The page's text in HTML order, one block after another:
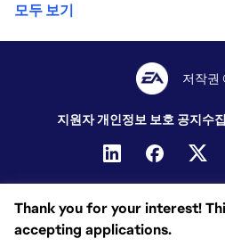
Thank you for your interest!
accepting applications.
모두 보기
저작권
지원자 개인정보 보호 공지수